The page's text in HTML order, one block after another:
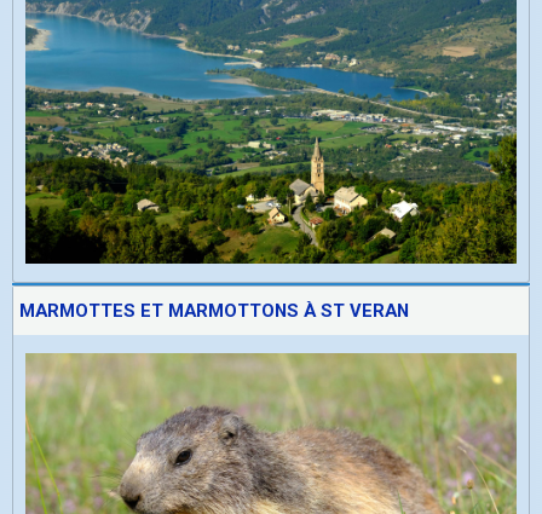
MARMOTTES ET MARMOTTONS À ST VERAN